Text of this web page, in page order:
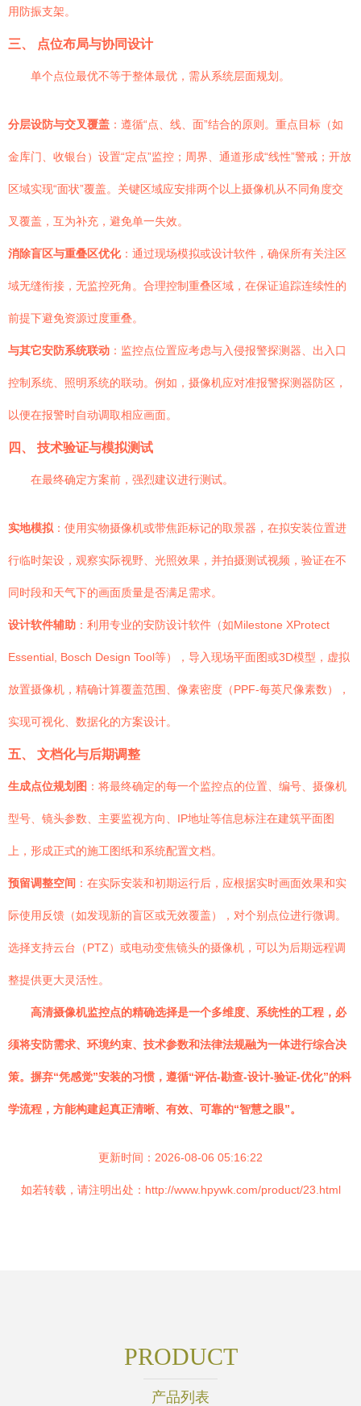
用防振支架。
三、 点位布局与协同设计
单个点位最优不等于整体最优，需从系统层面规划。
分层设防与交叉覆盖 ：遵循“点、线、面”结合的原则。重点目标（如
金库门、收银台）设置“定点”监控；周界、通道形成“线性”警戒；开放
区域实现“面状”覆盖。关键区域应安排两个以上摄像机从不同角度交
叉覆盖，互为补充，避免单一失效。
消除盲区与重叠区优化：通过现场模拟或设计软件，确保所有关注区
域无缝衔接，无监控死角。合理控制重叠区域，在保证追踪连续性的
前提下避免资源过度重叠。
与其它安防系统联动 ：监控点位置应考虑与入侵报警探测器、出入口
控制系统、照明系统的联动。例如，摄像机应对准报警探测器防区，
以便在报警时自动调取相应画面。
四、 技术验证与模拟测试
在最终确定方案前，强烈建议进行测试。
实地模拟 ：使用实物摄像机或带焦距标记的取景器，在拟安装位置进
行临时架设，观察实际视野、光照效果，并拍摄测试视频，验证在不
同时段和天气下的画面质量是否满足需求。
设计软件辅助 ：利用专业的安防设计软件（如Milestone XProtect
Essential, Bosch Design Tool等），导入现场平面图或3D模型，虚拟
放置摄像机，精确计算覆盖范围、像素密度（PPF-每英尺像素数），
实现可视化、数据化的方案设计。
五、 文档化与后期调整
生成点位规划图 ：将最终确定的每一个监控点的位置、编号、摄像机
型号、镜头参数、主要监视方向、IP地址等信息标注在建筑平面图
上，形成正式的施工图纸和系统配置文档。
预留调整空间 ：在实际安装和初期运行后，应根据实时画面效果和实
际使用反馈（如发现新的盲区或无效覆盖），对个别点位进行微调。
选择支持云台（PTZ）或电动变焦镜头的摄像机，可以为后期远程调
整提供更大灵活性。
高清摄像机监控点的精确选择是一个多维度、系统性的工程，必
须将安防需求、环境约束、技术参数和法律法规融为一体进行综合决
策。摒弃“凭感觉”安装的习惯，遵循“评估-勘查-设计-验证-优化”的科
学流程，方能构建起真正清晰、有效、可靠的“智慧之眼”。
更新时间：2026-08-06 05:16:22
如若转载，请注明出处：http://www.hpywk.com/product/23.html
PRODUCT
产品列表